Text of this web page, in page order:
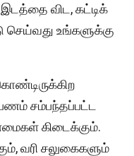
விட, கட்டிக்
செய்வது உங்களுக்கு
சம்பந்தப்பட்ட
கிடைக்கும்.
வரி சலுகைகளும்